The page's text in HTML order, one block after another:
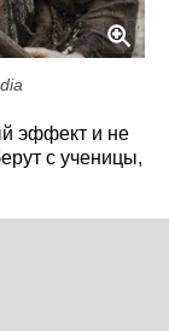
эффект и не
с ученицы,